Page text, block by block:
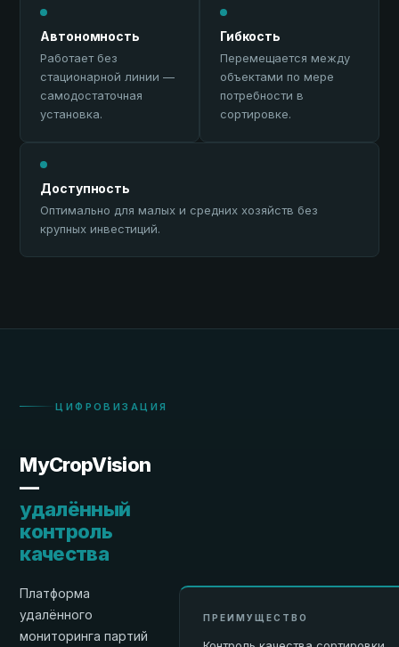
Автономность
Работает без
стационарной линии —
самодостаточная
установка.
Гибкость
Перемещается между
объектами по мере
потребности в
сортировке.
Доступность
Оптимально для малых и средних хозяйств без
крупных инвестиций.
ЦИФРОВИЗАЦИЯ
MyCropVision
—
удалённый
контроль
качества
Платформа
удалённого
мониторинга партий
ПРЕИМУЩЕСТВО